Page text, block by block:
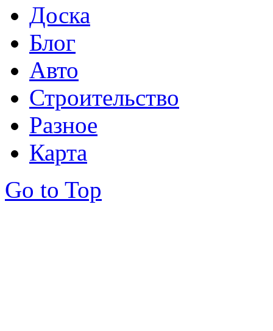
Доска
Блог
Авто
Строительство
Разное
Карта
Go to Top